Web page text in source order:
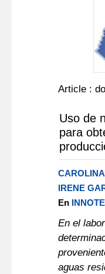
Article :
Uso de
para
IRENE
En
En el
aguas